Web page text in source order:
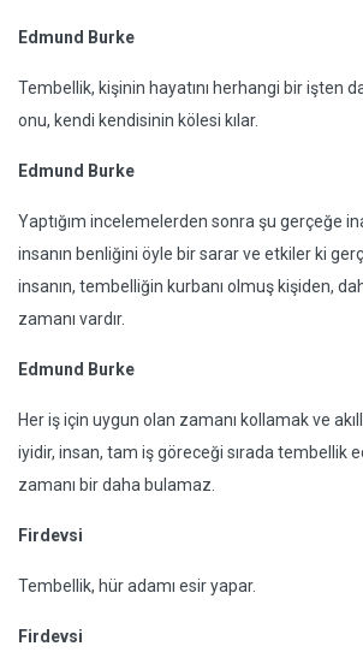
Edmund Burke
Tembellik, kişinin hayatını herhangi bir işten
onu, kendi kendisinin kölesi kılar.
Edmund Burke
Yaptığım incelemelerden sonra şu gerçeğe
insanın benliğini öyle bir sarar ve etkiler ki
insanın, tembelliğin kurbanı olmuş kişiden,
zamanı vardır.
Edmund Burke
Her iş için uygun olan zamanı kollamak ve
iyidir, insan, tam iş göreceği sırada tembellik
zamanı bir daha bulamaz.
Firdevsi
Tembellik, hür adamı esir yapar.
Firdevsi